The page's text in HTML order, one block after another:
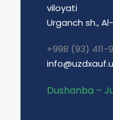
viloyati
Urganch sh.,
+998 (93) 411-
Dushanba –